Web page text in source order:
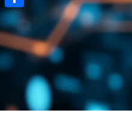
Μοιραστείτε